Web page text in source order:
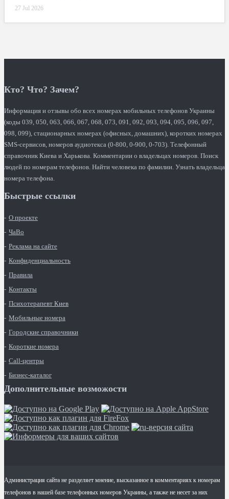
27 Jul 2026
Кто? Что? Зачем?
Информация и отзывы обо всех номерах мобильных телефонов Украины
(коды 039, 050, 063, 066, 067, 068, 073, 091, 092, 093, 094, 095, 096, 097,
098, 099), стационарных номерах (офисных, домашних), коротких номерах
SMS-сервисов, номеров аудиотекса (0-800, 0-900, 0-703). Телефонный
справочник Киева и Харькова. Комментарии о владельцах номеров. Поиск
людей по номерам телефонов. Найти человека по фамилии. Узнать владельца
номера телефона.
Быстрые ссылки
О проекте
ЧаВо
Реклама на сайте
Конфиденциальность
Правила
Контакты
Психотерапевт Киев
Мобильные номера
Городские справочники
Короткие номера
Call-центры
Бизнес-каталог
Дополнительные возможости
Администрация сайта не разделяет мнение, высказанное в комментариях к номерам
телефонов в нашей базе телефонных номеров Украины, а также не несет за них